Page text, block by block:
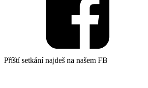
Příští setkání najdeš na našem FB